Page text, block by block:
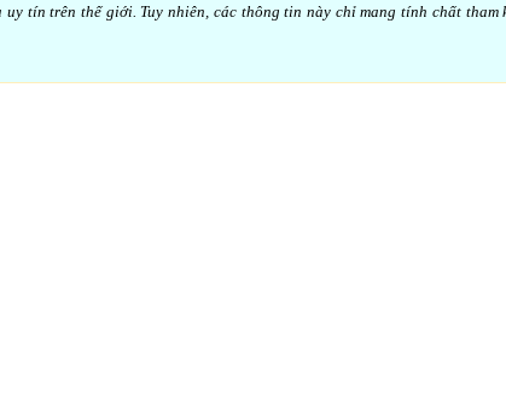
tín trên thế giới. Tuy nhiên, các thông tin này chỉ mang tính chất